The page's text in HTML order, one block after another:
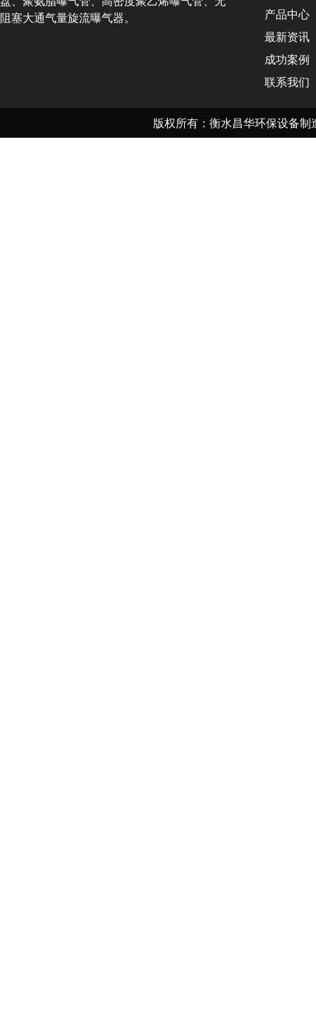
阻塞大通气量旋流曝气器。
产品中心
最新资讯
成功案例
联系我们
版权所有：衡水昌华环保设备